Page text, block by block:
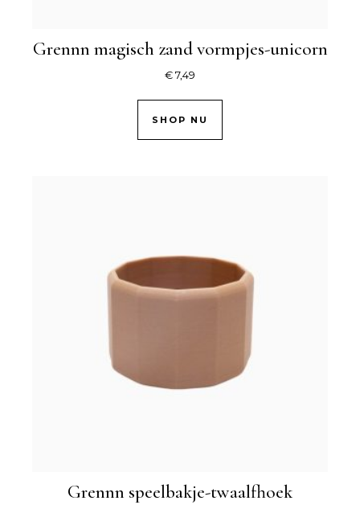
Grennn magisch zand vormpjes-unicorn
€7,49
SHOP NU
Grennn speelbakje-twaalfhoek